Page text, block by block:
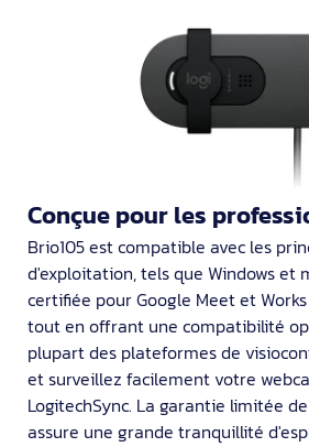
Conçue pour les
Brio105 est compatible avec les
d'exploitation, tels que Windows et
certifiée pour Google Meet et
tout en offrant une compatibilité
plupart des plateformes de
et surveillez facilement votre
LogitechSync. La garantie limitée
assure une grande tranquillité